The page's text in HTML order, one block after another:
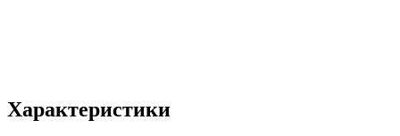
Характеристики